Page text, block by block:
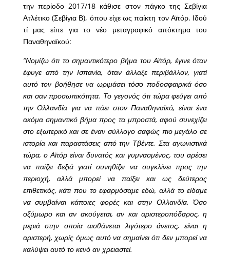
την περίοδο 2017/18 κάθισε στον πάγκο της Σεβίγια
Ατλέτικο (Σεβίγια Β), όπου είχε ως παίκτη τον Αϊτόρ. Ιδού
τί μας είπε για το νέο μεταγραφικό απόκτημα του
Παναθηναϊκού:
“Νομίζω ότι το σημαντικότερο βήμα του Αϊτόρ, έγινε όταν
έφυγε από την Ισπανία, όταν άλλαξε περιβάλλον, γιατί
αυτό τον βοήθησε να ωριμάσει τόσο ποδοσφαιρικά όσο
και σαν προσωπικότητα. Το γεγονός ότι τώρα φεύγει από
την Ολλανδία για να πάει στον Παναθηναϊκό, είναι ένα
ακόμα σημαντικό βήμα προς τα μπροστά, αφού συνεχίζει
στο εξωτερικό και σε έναν σύλλογο σαφώς πιο μεγάλο σε
ιστορία και παραστάσεις από την Τβέντε. Στα αγωνιστικά
τώρα, ο Αϊτόρ είναι δυνατός και γυμνασμένος, του αρέσει
να παίζει δεξιά γιατί συνηθίζει να συγκλίνει προς την
περιοχή, αλλά μπορεί να παίξει και ως δεύτερος
επιθετικός, κάτι που το εφαρμόσαμε εδώ, αλλά το είδαμε
να συμβαίναι κάποιες φορές και στην Ολλανδία. Όσο
οξύμωρο και αν ακούγεται, αν και αριστεροπόδαρος, η
μεριά στην οποία αισθάνεται λιγότερο άνετος, είναι η
αριστερή, χωρίς όμως αυτό να σημαίνει ότι δεν μπορεί να
καλύψει αυτό το κενό αν χρειαστεί.